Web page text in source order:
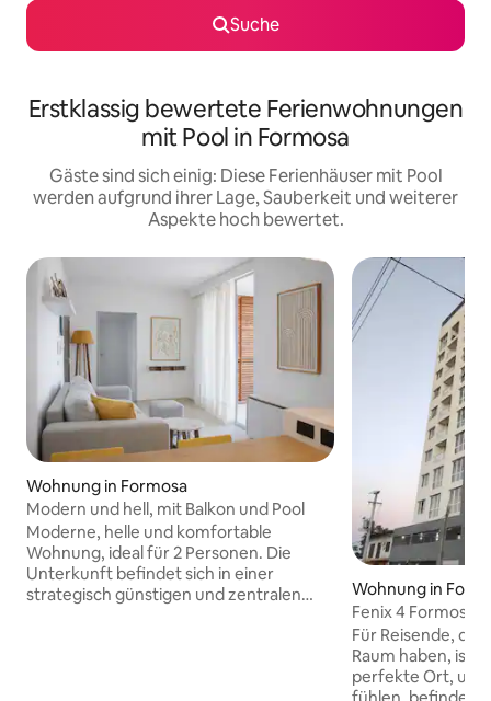
Suche
Erstklassig bewertete Ferienwohnungen
mit Pool in Formosa
Gäste sind sich einig: Diese Ferienhäuser mit Pool
werden aufgrund ihrer Lage, Sauberkeit und weiterer
Aspekte hoch bewertet.
Wohnung in Formosa
Modern und hell, mit Balkon und Pool
Moderne, helle und komfortable
Wohnung, ideal für 2 Personen. Die
Unterkunft befindet sich in einer
strategisch günstigen und zentralen
Wohnung in
Fenix 4 Formosa
vorübergehende
Für Reisende,
Raum haben, ist
perfekte Ort, um